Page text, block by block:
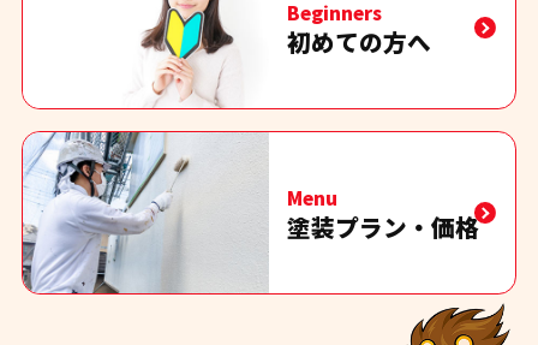
Beginners
初めての方へ
Menu
塗装プラン・価格